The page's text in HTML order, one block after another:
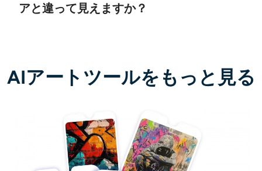
アと違って見えますか？
AIアートツールをもっと見る